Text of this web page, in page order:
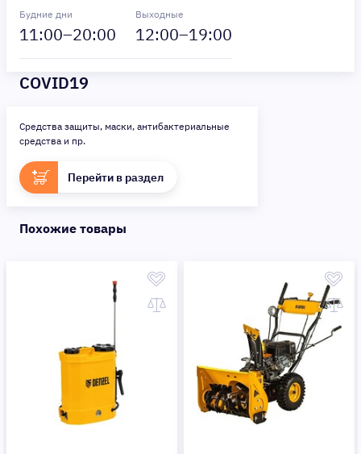
Будние дни
11:00–20:00
Выходные
12:00–19:00
COVID19
Средства защиты, маски, антибактериальные
средства и пр.
Перейти в раздел
Похожие товары